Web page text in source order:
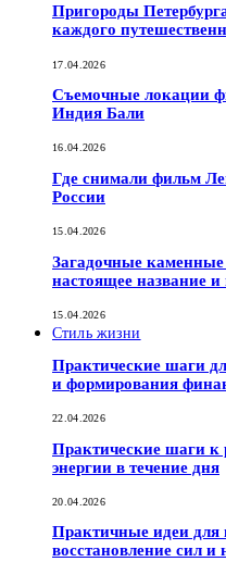
Пригороды
каждого
17.04.2026
Съемочные локации
Индия Бали
16.04.2026
Где снимали фильм
России
15.04.2026
Загадочные
настоящее название
15.04.2026
Стиль жизни
Практические шаги
и формирования
22.04.2026
Практические шаги к
энергии в течение дня
20.04.2026
Практичные идеи
восстановление сил и